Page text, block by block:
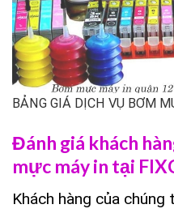
BẢNG GIÁ DỊCH VỤ BƠM
Đánh giá khách
mực máy in tại
Khách hàng của